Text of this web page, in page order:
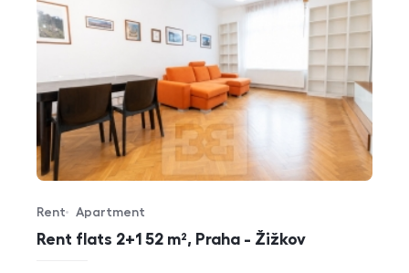
Rent flats 2+1 52 m², Praha - Žižkov
Offer type
Rent
Property type
Apartment